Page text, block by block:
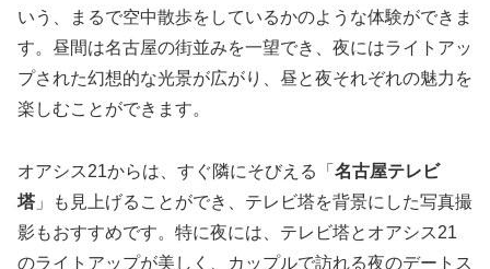
いう、まるで空中散歩をしているかのような体験ができま
す。昼間は名古屋の街並みを一望でき、夜にはライトアッ
プされた幻想的な光景が広がり、昼と夜それぞれの魅力を
楽しむことができます。
オアシス21からは、すぐ隣にそびえる「 名古屋テレビ
塔」も見上げることができ、テレビ塔を背景にした写真撮
影もおすすめです。特に夜には、テレビ塔とオアシス21
のライトアップが美しく、カップルで訪れる夜のデートス